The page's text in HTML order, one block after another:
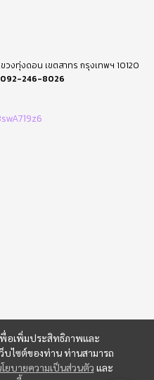
พื่อเพิ่มประสิทธิภาพและ
บไซต์ของท่าน ท่านสามารถ
ยบายความเป็นส่วนตัว และ
งทุ่งดอน เขตสาทร กรุงเทพฯ 10120
092-246-8026